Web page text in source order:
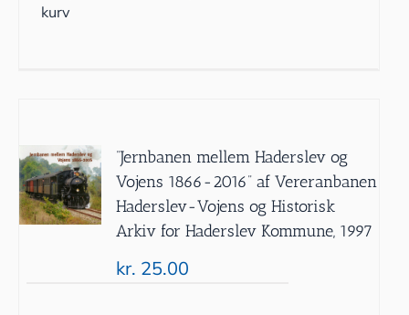
kurv
”Jernbanen mellem Haderslev og
Vojens 1866-2016” af Vereranbanen
Haderslev-Vojens og Historisk
Arkiv for Haderslev Kommune, 1997
kr. 25.00